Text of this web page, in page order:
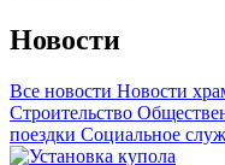
Новости
Все новости Новости
Строительство
поездки Социальное